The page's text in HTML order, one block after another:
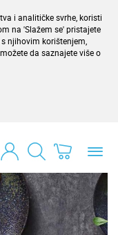
i analitičke svrhe, koristi
na 'Slažem se' pristajete
njihovim korištenjem,
možete da saznajete više o